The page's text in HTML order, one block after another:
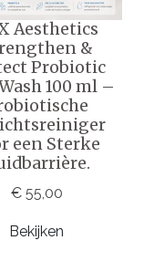
Aesthetics
&
Probiotic
100 ml –
een Sterke
€ 55,00
Bekijken